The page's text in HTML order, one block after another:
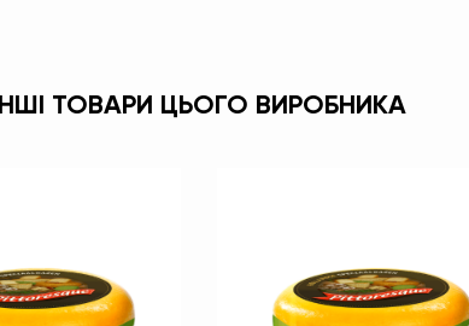
ІНШІ ТОВАРИ ЦЬОГО ВИРОБНИКА